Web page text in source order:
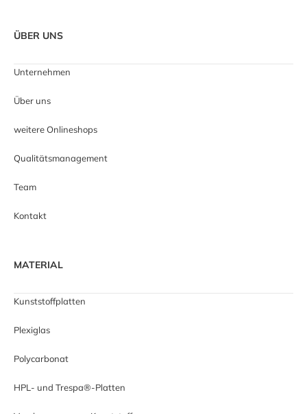
ÜBER UNS
Unternehmen
Über uns
weitere Onlineshops
Qualitätsmanagement
Team
Kontakt
MATERIAL
Kunststoffplatten
Plexiglas
Polycarbonat
HPL- und Trespa®-Platten